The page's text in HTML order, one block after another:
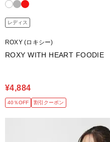
レディス
ROXY (ロキシー)
ROXY WITH HEART FOODIE
¥4,884
40％OFF 割引クーポン